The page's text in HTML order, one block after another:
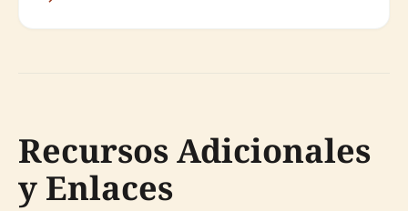
Recursos Adicionales
y Enlaces